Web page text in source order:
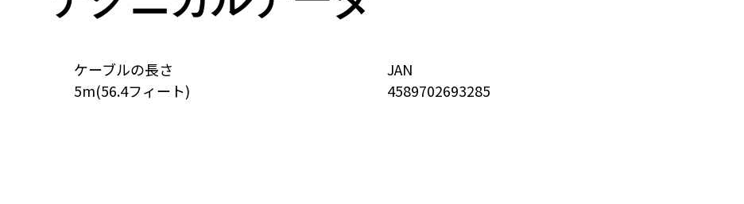
ケーブルの長さ
5m(56.4フィート)
JAN
4589702693285